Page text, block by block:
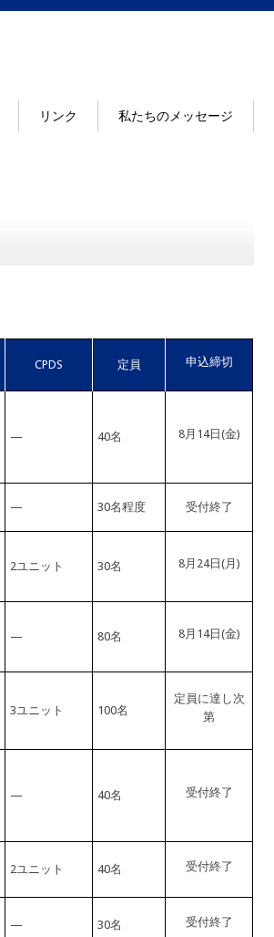
リンク 私たちのメッセージ
CPDS 定員 申込締切
— 40名 8月14日(金)
— 30名程度 受付終了
2ユニット 30名 8月24日(月)
— 80名 8月14日(金)
3ユニット 100名
定員に達し次
第
— 40名 受付終了
2ユニット 40名 受付終了
— 30名 受付終了